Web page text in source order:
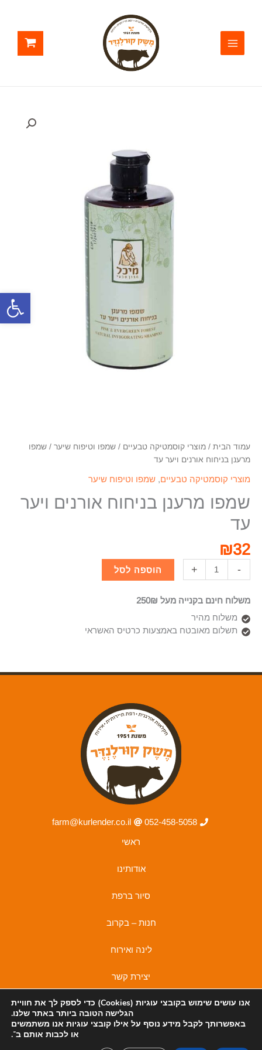
פתח
עמוד הבית / מוצרי קוסמטיקה טבעיים / שמפו וטיפוח שיער / שמפו
מרענן בניחוח אורנים ויער עד
מוצרי קוסמטיקה טבעיים, שמפו וטיפוח שיער
שמפו מרענן בניחוח אורנים ויער
עד
₪32
-
+ הוספה לסל
משלוח חינם בקנייה מעל 250₪
משלוח מהיר
תשלום מאובטח באמצעות כרטיס האשראי
052-458-5058
farm@kurlender.co.il
ראשי
אודותינו
סיור ברפת
חנות – בקרוב
לינה ואירוח
יצירת קשר
מדיניות פרטיות
מדיניות פרטיות
אנו עושים שימוש בקובצי עוגיות (Cookies)
כדי לספק לך את חוויית
הגלישה הטובה ביותר באתר שלנו.
באפשרותך לקבל מידע נוסף על אילו קובצי עוגיות אנו משתמשים
או לכבות אותם ב־.